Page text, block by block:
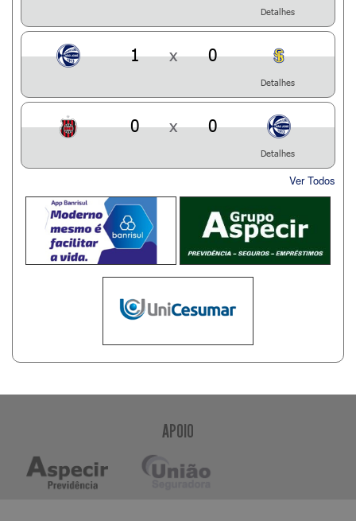
Detalhes
1 x 0
Detalhes
0 x 0
Detalhes
Ver Todos
APOIO